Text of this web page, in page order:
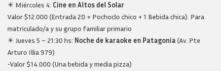
✴️ Miércoles 4: Cine en Altos del Solar
Valor $12.000 (Entrada 2D + Pochoclo chico + 1 Bebida chica). Para
matriculado/a y su grupo familiar primario
✴️ Jueves 5 – 21:30 hs: Noche de karaoke en Patagonia(Av. Pte
Arturo Illia 979)
-Valor $14.000 (Una bebida y media pizza)